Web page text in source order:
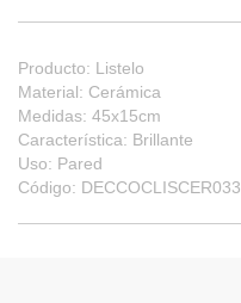
Producto: Listelo
Material: Cerámica
Medidas: 45x15cm
Característica: Brillante
Uso: Pared
Código: DECCOCLISCER033